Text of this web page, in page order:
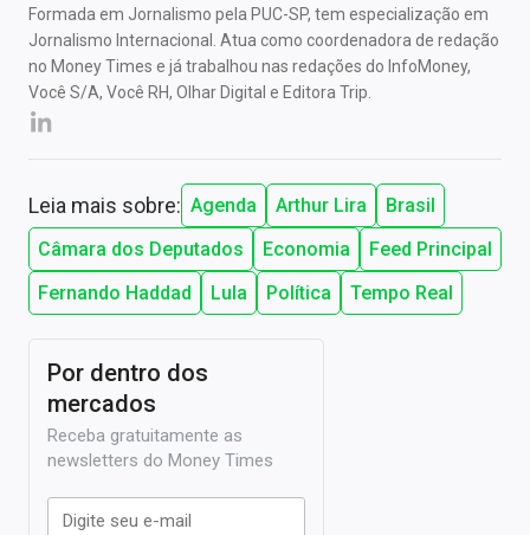
Formada em Jornalismo pela PUC-SP, tem especialização em
Jornalismo Internacional. Atua como coordenadora de redação
no Money Times e já trabalhou nas redações do InfoMoney,
Você S/A, Você RH, Olhar Digital e Editora Trip.
Leia mais sobre: Agenda Arthur Lira
Brasil
Câmara dos Deputados
Economia
Feed Principal
Fernando Haddad
Lula Política Tempo Real
Por dentro dos
mercados
Receba gratuitamente as
newsletters do Money Times